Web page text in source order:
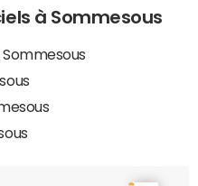
à Sommesous